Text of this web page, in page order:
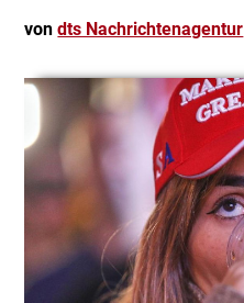
vondts Nachrichtenagentur